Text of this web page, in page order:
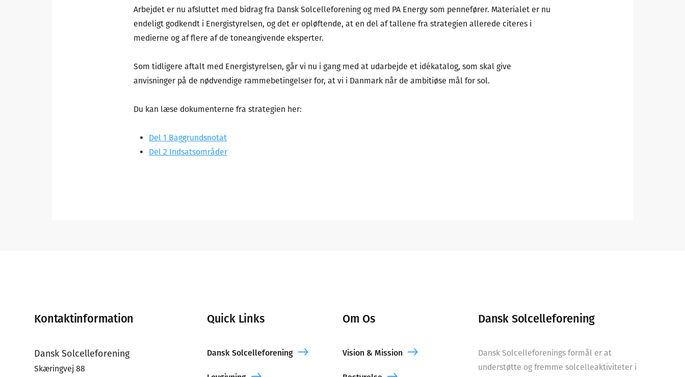
Arbejdet er nu afsluttet med bidrag fra Dansk Solcelleforening og med PA Energy som pennefører. Materialet er nu
endeligt godkendt i Energistyrelsen, og det er opløftende, at en del af tallene fra strategien allerede citeres i
medierne og af flere af de toneangivende eksperter.
Som tidligere aftalt med Energistyrelsen, går vi nu i gang med at udarbejde et idékatalog, som skal give
anvisninger på de nødvendige rammebetingelser for, at vi i Danmark når de ambitiøse mål for sol.
Du kan læse dokumenterne fra strategien her:
Del 1 Baggrundsnotat
Del 2 Indsatsområder
FooterKontaktinformation
Dansk Solcelleforening
Skæringvej 88
Quick Links
Dansk Solcelleforening
Om Os
Vision & Mission
Dansk Solcelleforening
Dansk Solcelleforenings formål er at
understøtte og fremme solcelleaktiviteter i